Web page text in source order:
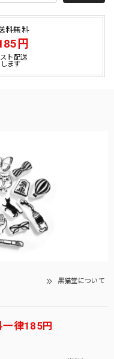
料無料
円
ト配送
ます
黒猫堂について
一律185円